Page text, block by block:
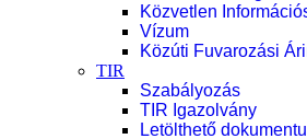
Közvetlen
Vízum
Közúti Fuvarozási
TIR
Szabályozás
TIR Igazolvány
Letölthető